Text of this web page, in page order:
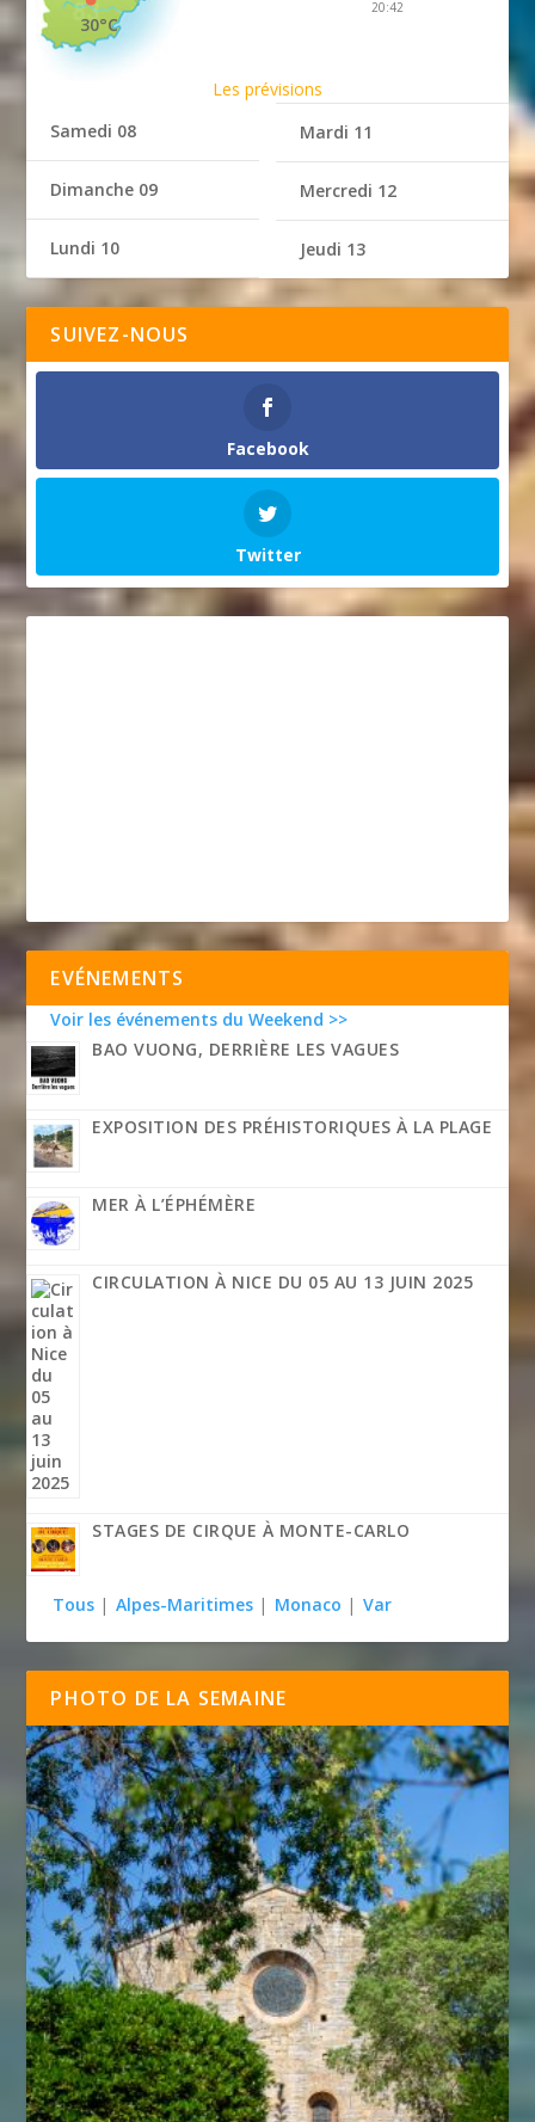
30°C
20:42
Les prévisions
Samedi 08
Dimanche 09
Lundi 10
Mardi 11
Mercredi 12
Jeudi 13
SUIVEZ-NOUS
Facebook
Twitter
EVÉNEMENTS
Voir les événements du Weekend >>
BAO VUONG, DERRIÈRE LES VAGUES
EXPOSITION DES PRÉHISTORIQUES À LA PLAGE
MER À L’ÉPHÉMÈRE
CIRCULATION À NICE DU 05 AU 13 JUIN 2025
STAGES DE CIRQUE À MONTE-CARLO
Tous | Alpes-Maritimes | Monaco | Var
PHOTO DE LA SEMAINE